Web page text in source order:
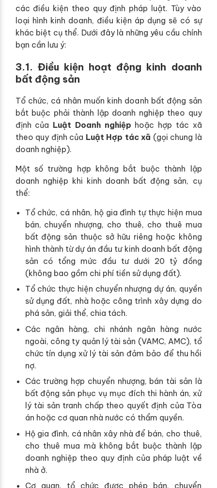
các điều kiện theo quy định pháp luật. Tùy vào
loại hình kinh doanh, điều kiện áp dụng sẽ có sự
khác biệt cụ thể. Dưới đây là những yêu cầu chính
bạn cần lưu ý:
3.1. Điều kiện hoạt động kinh doanh
bất động sản
Tổ chức, cá nhân muốn kinh doanh bất động sản
bắt buộc phải thành lập doanh nghiệp theo quy
định của Luật Doanh nghiệp hoặc hợp tác xã
theo quy định của Luật Hợp tác xã (gọi chung là
doanh nghiệp).
Một số trường hợp không bắt buộc thành lập
doanh nghiệp khi kinh doanh bất động sản, cụ
thể:
Tổ chức, cá nhân, hộ gia đình tự thực hiện mua
bán, chuyển nhượng, cho thuê, cho thuê mua
bất động sản thuộc sở hữu riêng hoặc không
hình thành từ dự án đầu tư kinh doanh bất động
sản có tổng mức đầu tư dưới 20 tỷ đồng
(không bao gồm chi phí tiền sử dụng đất).
Tổ chức thực hiện chuyển nhượng dự án, quyền
sử dụng đất, nhà hoặc công trình xây dựng do
phá sản, giải thể, chia tách.
Các ngân hàng, chi nhánh ngân hàng nước
ngoài, công ty quản lý tài sản (VAMC, AMC), tổ
chức tín dụng xử lý tài sản đảm bảo để thu hồi
nợ.
Các trường hợp chuyển nhượng, bán tài sản là
bất động sản phục vụ mục đích thi hành án, xử
lý tài sản tranh chấp theo quyết định của Tòa
án hoặc cơ quan nhà nước có thẩm quyền.
Hộ gia đình, cá nhân xây nhà để bán, cho thuê,
cho thuê mua mà không bắt buộc thành lập
doanh nghiệp theo quy định của pháp luật về
nhà ở.
Cơ quan, tổ chức được phép bán, chuyển